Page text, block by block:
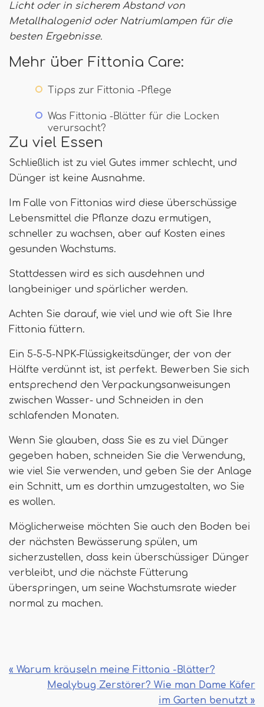
Licht oder in sicherem Abstand von
Metallhalogenid oder Natriumlampen für die
besten Ergebnisse.
Mehr über Fittonia Care:
Tipps zur Fittonia -Pflege
Was Fittonia -Blätter für die Locken
verursacht?
Zu viel Essen
Schließlich ist zu viel Gutes immer schlecht, und
Dünger ist keine Ausnahme.
Im Falle von Fittonias wird diese überschüssige
Lebensmittel die Pflanze dazu ermutigen,
schneller zu wachsen, aber auf Kosten eines
gesunden Wachstums.
Stattdessen wird es sich ausdehnen und
langbeiniger und spärlicher werden.
Achten Sie darauf, wie viel und wie oft Sie Ihre
Fittonia füttern.
Ein 5-5-5-NPK-Flüssigkeitsdünger, der von der
Hälfte verdünnt ist, ist perfekt. Bewerben Sie sich
entsprechend den Verpackungsanweisungen
zwischen Wasser- und Schneiden in den
schlafenden Monaten.
Wenn Sie glauben, dass Sie es zu viel Dünger
gegeben haben, schneiden Sie die Verwendung,
wie viel Sie verwenden, und geben Sie der Anlage
ein Schnitt, um es dorthin umzugestalten, wo Sie
es wollen.
Möglicherweise möchten Sie auch den Boden bei
der nächsten Bewässerung spülen, um
sicherzustellen, dass kein überschüssiger Dünger
verbleibt, und die nächste Fütterung
überspringen, um seine Wachstumsrate wieder
normal zu machen.
« Warum kräuseln meine Fittonia -Blätter?
Mealybug Zerstörer? Wie man Dame Käfer
im Garten benutzt »